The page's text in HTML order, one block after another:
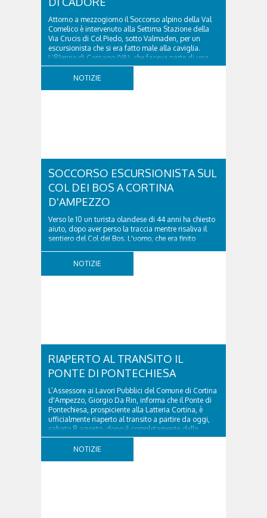
Attorno a mezzogiorno il Soccorso alpino della Val
Comelico è intervenuto alla Settima Stazione della
Via Crucis di Col Piedo, sotto Valmaden, per un
escursionista che si era fatto male alla caviglia.
L'81enne di Carnago (VA), che faceva parte di una
comitiva e aveva riportato un trauma...
NOTIZIE
SOCCORSO ESCURSIONISTA SUL
COL DEI BOS A CORTINA
D'AMPEZZO
Verso le 10 un turista olandese di 44 anni ha chiesto
aiuto, dopo aver perso la traccia mentre risaliva il
sentiero del Col dei Bos. L'uomo, che era finito
Torri del Falzarego, era...
NOTIZIE
RIAPERTO AL TRANSITO IL
PONTE DI PONTECHIESA
L’Assessore ai Lavori Pubblici del Comune di Cortina
d'Ampezzo, Giorgio Da Rin, informa che il Ponte di
Pontechiesa, prospiciente alla Latteria Cortina, è
ufficialmente riaperto al transito a partire da oggi,
sabato 8 agosto, dopo il completamento delle
verifiche e il positivo collaudo...
NOTIZIE